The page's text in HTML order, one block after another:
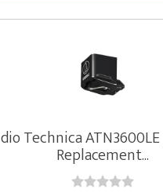
Technica
Replacement...